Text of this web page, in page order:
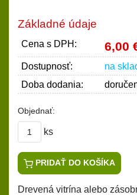
Základné údaje
Cena s DPH: 6,00
Dostupnosť:
na
Doba dodania:
Objednať:
ks
PRIDAŤ DO KOŠÍKA
Drevená vitrína alebo